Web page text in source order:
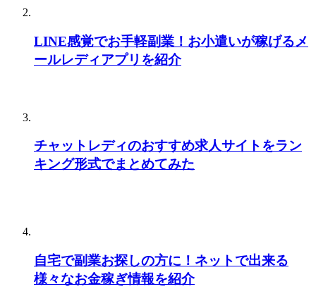
LINE感覚でお手軽副業！お小遣いが稼げるメ
ールレディアプリを紹介
チャットレディのおすすめ求人サイトをラン
キング形式でまとめてみた
自宅で副業お探しの方に！ネットで出来る
様々なお金稼ぎ情報を紹介